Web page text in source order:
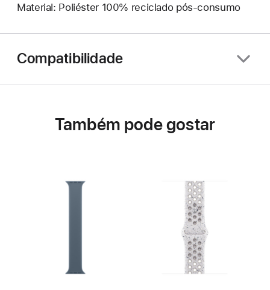
Material: Poliéster 100% reciclado pós-consumo
Compatibilidade
Também pode gostar